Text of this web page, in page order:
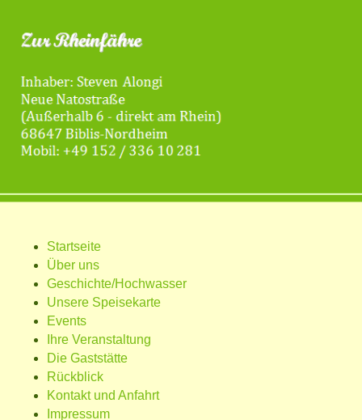
Startseite
Über uns
Geschichte/Hochwasser
Unsere Speisekarte
Events
Ihre Veranstaltung
Die Gaststätte
Rückblick
Kontakt und Anfahrt
Impressum